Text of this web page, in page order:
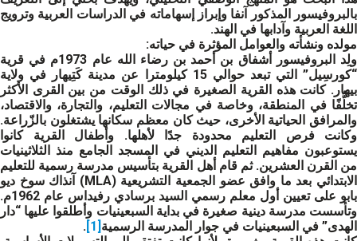
بالبروفيسور المذكور آنفا وإبراز إسهاماته في الدراسات العربية وترويج
اللغة العربية وآدابها في الهند.
مولده ونشأته والعوامل المؤثرة في حياته:
ولِد البروفيسور أشفاق بن أحمد بن رضاء الله عام 1973م في قرية
“كورسِيل” التي تبعد حوالي 15 كيلومترا عن مدينة كَتِيهار في ولاية
بيهار. كانت هذه القرية الصغيرة في ذلك الوقت من بين القرى الأكثر
تخلُّفًا في المنطقة، وخاصة في مجالات التعليم، والتجارة، والاقتصاد،
والمرافق الحياتية الأخرى، حيث كان معظم سكانها يشتغلون بالزّراعة.
وكانت فرص التعليم محدودة جدًا لأهلها. وأطفال القرية كانوا
يستوعبون مفاهيم التعليم الديني في المسجد الجامع منذ الثلاثينيات
من القرن العشرين. ثم قام أهل القرية بتأسيس مدرسة رسمية للتعليم
الابتدائي بعد ما وافق عضو الجمعية التشريعية (MLA) آنذاك سوخ ديو
بابو على تعيين أول معلم رسمي السيد برسادي رفيداس عام 1962م.
وتأسست مدرسة دينية صغيرة في بداية السبعينيات وأطلقوا عليها “دار
الهدى” في السبعينيات في جوار المدرسة الرسمية
.